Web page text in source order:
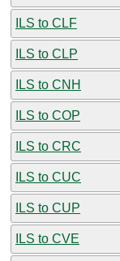
ILS to CLF
ILS to CLP
ILS to CNH
ILS to COP
ILS to CRC
ILS to CUC
ILS to CUP
ILS to CVE